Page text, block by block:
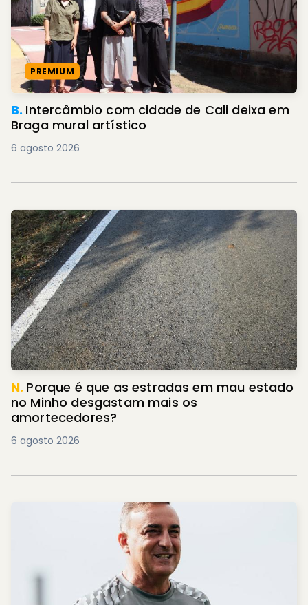
PREMIUM
B. Intercâmbio com cidade de Cali deixa em
Braga mural artístico
6 agosto 2026
N. Porque é que as estradas em mau estado
no Minho desgastam mais os
amortecedores?
6 agosto 2026